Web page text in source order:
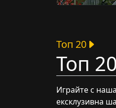
Топ 20
Топ
Играйте с
ексклузивна